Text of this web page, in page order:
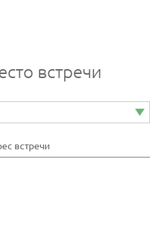
встречи
встречи